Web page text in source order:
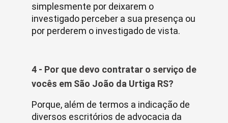
simplesmente por deixarem o
investigado perceber a sua presença ou
por perderem o investigado de vista.
4 - Por que devo contratar o serviço de
vocês em São João da Urtiga RS?
Porque, além de termos a indicação de
diversos escritórios de advocacia da